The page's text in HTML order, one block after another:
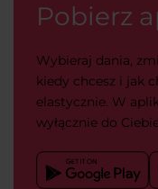
Pobierz
Wybieraj dania,
kiedy chcesz i jak
elastycznie. W
wyłącznie do